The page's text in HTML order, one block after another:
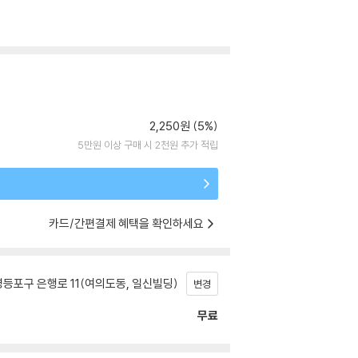
2,250원 (5%)
5만원 이상 구매 시 2천원 추가 적립
카드/간편결제 혜택을 확인하세요
포구 은행로 11(여의도동, 일신빌딩) 변경
무료